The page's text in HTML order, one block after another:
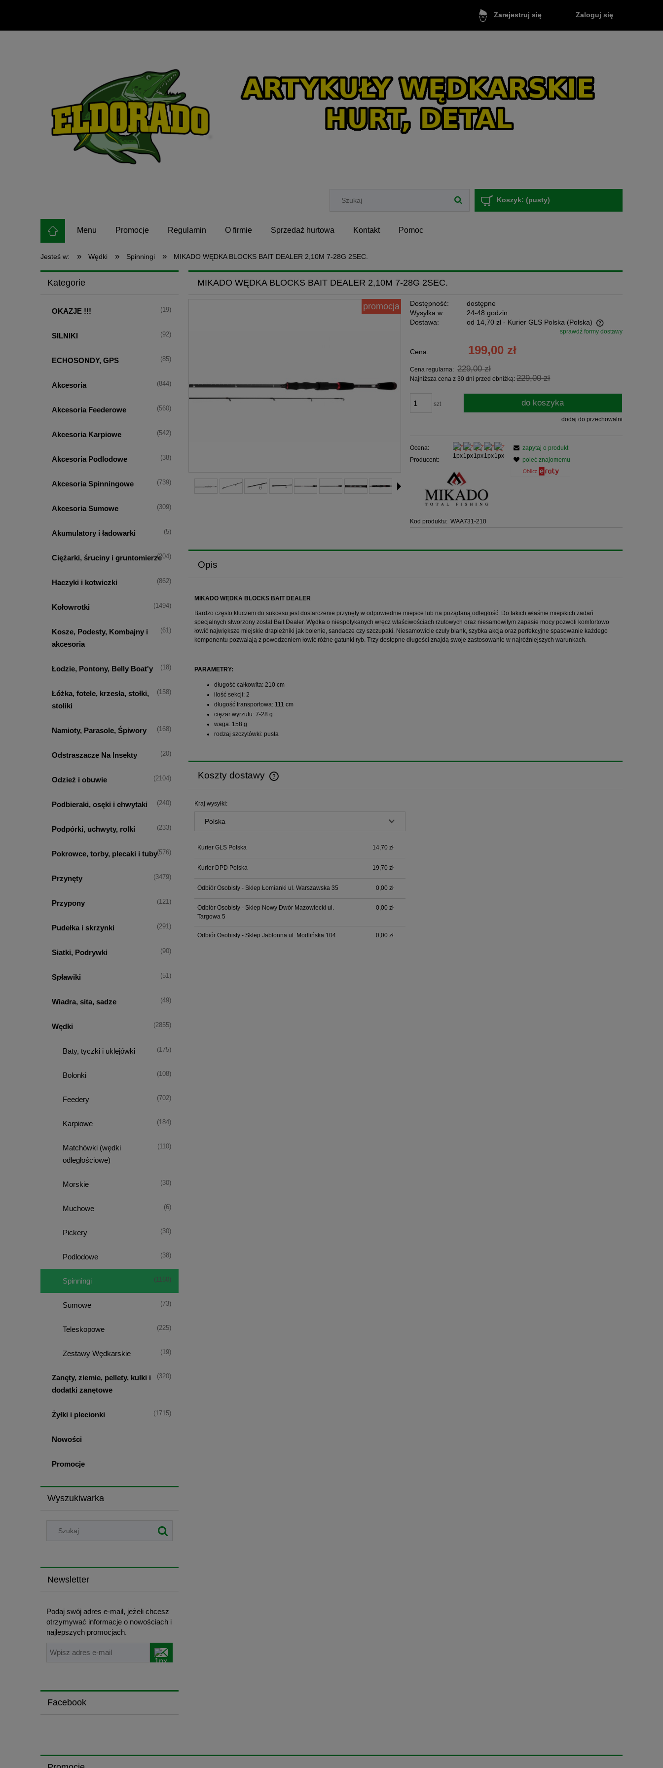
Zarejestruj się Zaloguj się
Koszyk: (pusty)
Menu Promocje Regulamin O firmie Sprzedaż hurtowa Kontakt Pomoc
Jesteś w: » Wędki » Spinningi » MIKADO WĘDKA BLOCKS BAIT DEALER 2,10M 7-28G 2SEC.
Kategorie
OKAZJE !!! (19)
SILNIKI (92)
ECHOSONDY, GPS (85)
Akcesoria (844)
Akcesoria Feederowe (560)
Akcesoria Karpiowe (542)
Akcesoria Podlodowe (38)
Akcesoria Spinningowe (739)
Akcesoria Sumowe (309)
Akumulatory i ładowarki (5)
Ciężarki, śruciny i gruntomierze(204)
Haczyki i kotwiczki (862)
Kołowrotki (1494)
Kosze, Podesty, Kombajny i
akcesoria
(61)
Łodzie, Pontony, Belly Boat'y (18)
Łóżka, fotele, krzesła, stołki,
stoliki
(158)
Namioty, Parasole, Śpiwory (168)
Odstraszacze Na Insekty (20)
Odzież i obuwie (2104)
Podbieraki, osęki i chwytaki (240)
Podpórki, uchwyty, rolki (233)
Pokrowce, torby, plecaki i tuby(576)
Przynęty (3479)
Przypony (121)
Pudełka i skrzynki (291)
Siatki, Podrywki (90)
Spławiki (51)
Wiadra, sita, sadze (49)
Wędki (2855)
Baty, tyczki i uklejówki (175)
Bolonki (108)
Feedery (702)
Karpiowe (184)
Matchówki (wędki
odległościowe)
(110)
Morskie (30)
Muchowe (6)
Pickery (30)
Podlodowe (38)
Spinningi (1160)
Sumowe (73)
Teleskopowe (225)
Zestawy Wędkarskie (19)
Zanęty, ziemie, pellety, kulki i
dodatki zanętowe
(320)
Żyłki i plecionki (1715)
Nowości
Promocje
Wyszukiwarka
Newsletter
Podaj swój adres e-mail, jeżeli chcesz
otrzymywać informacje o nowościach i
najlepszych promocjach.
Facebook
MIKADO WĘDKA BLOCKS BAIT DEALER 2,10M 7-28G 2SEC.
promocja Dostępność:
dostępne
Wysyłka w:
24-48 godzin
Dostawa:
od 14,70 zł - Kurier GLS Polska (Polska)
Cena nie zawiera ewentualnych kosztów
płatności
sprawdź formy dostawy
Cena: 199,00 zł
Cena regularna: 229,00 zł
Najniższa cena z 30 dni przed obniżką:229,00 zł
szt do koszyka
dodaj do przechowalni
Ocena:
Producent:
Kod produktu: WAA731-210
zapytaj o produkt
poleć znajomemu
Opis
MIKADO WĘDKA BLOCKS BAIT DEALER
Bardzo często kluczem do sukcesu jest dostarczenie przynęty w odpowiednie miejsce lub na pożądaną odległość. Do takich właśnie miejskich zadań
specjalnych stworzony został Bait Dealer. Wędka o niespotykanych wręcz właściwościach rzutowych oraz niesamowitym zapasie mocy pozwoli komfortowo
łowić największe miejskie drapieżniki jak bolenie, sandacze czy szczupaki. Niesamowicie czuły blank, szybka akcja oraz perfekcyjne spasowanie każdego
komponentu pozwalają z powodzeniem łowić różne gatunki ryb. Trzy dostępne długości znajdą swoje zastosowanie w najróżniejszych warunkach.
PARAMETRY:
długość całkowita: 210 cm
ilość sekcji: 2
długość transportowa: 111 cm
ciężar wyrzutu: 7-28 g
waga: 158 g
rodzaj szczytówki: pusta
Koszty dostawy
Kraj wysyłki:
Kurier GLS Polska 14,70 zł
Kurier DPD Polska 19,70 zł
Odbiór Osobisty - Sklep Łomianki ul. Warszawska 35 0,00 zł
Odbiór Osobisty - Sklep Nowy Dwór Mazowiecki ul.
Targowa 5
0,00 zł
Odbiór Osobisty - Sklep Jabłonna ul. Modlińska 104 0,00 zł